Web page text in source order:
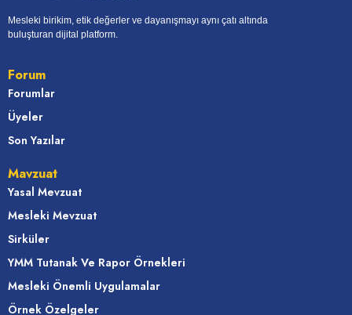
Mesleki birikim, etik değerler ve dayanışmayı aynı çatı altında
buluşturan dijital platform.
Forum
Forumlar
Üyeler
Son Yazılar
Mavzuat
Yasal Mevzuat
Mesleki Mevzuat
Sirküler
YMM Tutanak Ve Rapor Örnekleri
Mesleki Önemli Uygulamalar
Örnek Özelgeler